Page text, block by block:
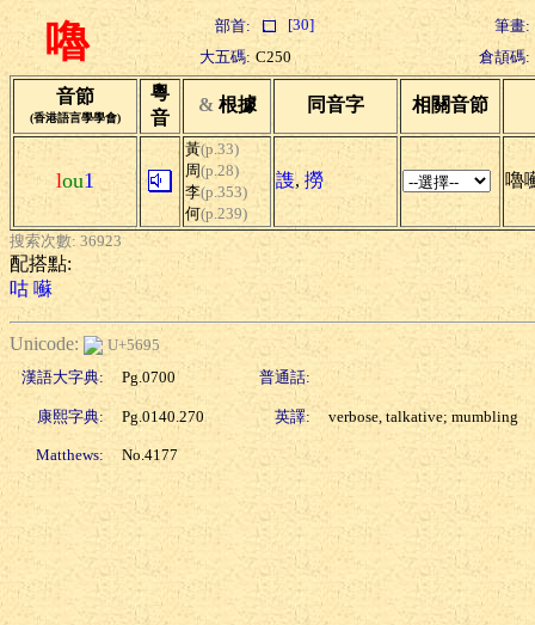
嚕 部首: [30]
筆畫:
大五碼: C250 倉頡碼:
音節
(香港語言學學會)
粵
音
& 根據 同音字 相關音節
lou1
黃(p.33)
周(p.28)
李(p.353)
何(p.239)
謢, 撈 嚕
搜索次數: 36923
配搭點:
咕 囌
Unicode:
U+5695
漢語大字典:
Pg.0700 普通話:
康熙字典: Pg.0140.270 英譯: verbose, talkative; mumbling
Matthews: No.4177